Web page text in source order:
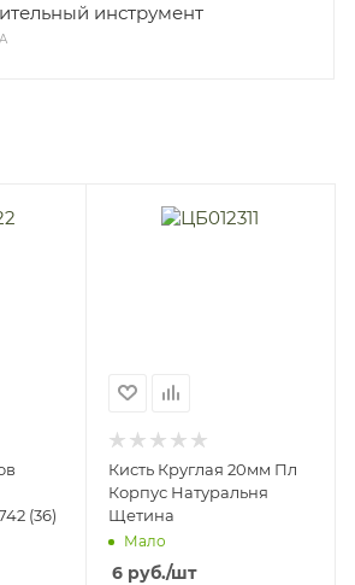
инструмент
(36)
Кисть Круглая 20мм Пл
Корпус Натуральня
Щетина
Мало
6руб./шт